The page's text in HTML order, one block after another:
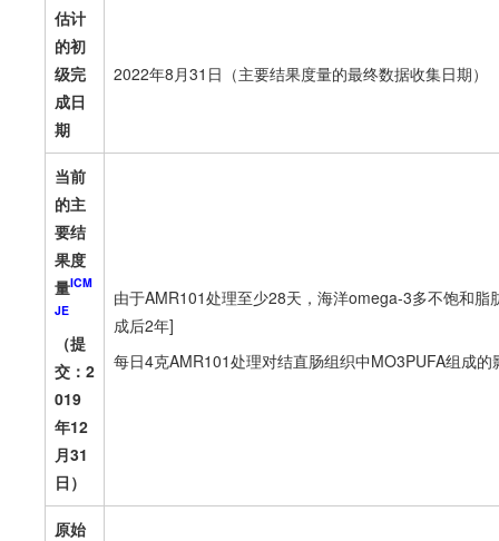
估计
的初
级完
成日
期
2022年8月31日（主要结果度量的最终数据收集日期）
当前
的主
要结
果度
量ICM
JE
（提
交：2
019
年12
月31
日）
由于AMR101处理至少28天，海洋omega-3多不饱和
成后2年]
每日4克AMR101处理对结直肠组织中MO3PUFA组成
原始